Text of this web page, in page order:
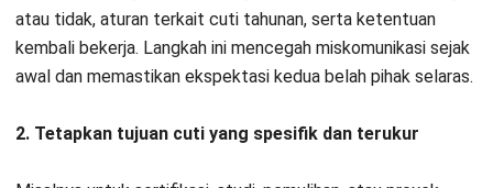
Tentukan siapa yang mengambil alih tiap tugas, batas
kewenangannya, dan kapan isu harus naik ke manajer. Ini